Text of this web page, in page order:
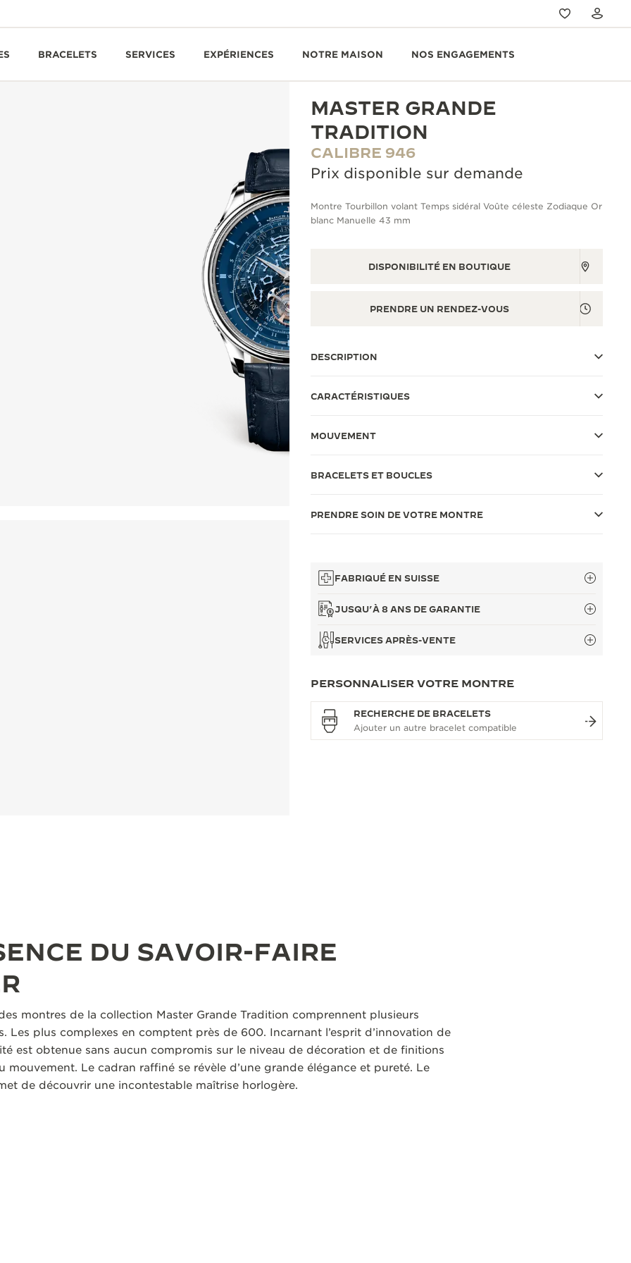
BRACELETS SERVICES EXPÉRIENCES NOTRE MAISON NOS ENGAGEMENTS
MASTER GRANDE
TRADITION
CALIBRE 946
Prix disponible sur demande
Montre Tourbillon volant Temps sidéral Voûte céleste Zodiaque Or
blanc Manuelle 43 mm
DISPONIBILITÉ EN BOUTIQUE
PRENDRE UN RENDEZ-VOUS
DESCRIPTION
CARACTÉRISTIQUES
MOUVEMENT
BRACELETS ET BOUCLES
PRENDRE SOIN DE VOTRE MONTRE
FABRIQUÉ EN SUISSE
JUSQU’À 8 ANS DE GARANTIE
SERVICES APRÈS-VENTE
PERSONNALISER VOTRE MONTRE
RECHERCHE DE BRACELETS
DU SAVOIR-FAIRE
montres de la collection Master Grande Tradition comprennent plusieurs
Les plus complexes en comptent près de 600. Incarnant l’esprit d’innovation de
est obtenue sans aucun compromis sur le niveau de décoration et de finitions
mouvement. Le cadran raffiné se révèle d’une grande élégance et pureté. Le
de découvrir une incontestable maîtrise horlogère.